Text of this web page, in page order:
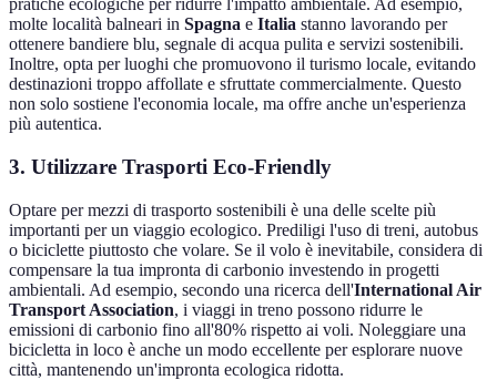
pratiche ecologiche per ridurre l'impatto ambientale. Ad esempio,
molte località balneari in Spagna e Italia stanno lavorando per
ottenere bandiere blu, segnale di acqua pulita e servizi sostenibili.
Inoltre, opta per luoghi che promuovono il turismo locale, evitando
destinazioni troppo affollate e sfruttate commercialmente. Questo
non solo sostiene l'economia locale, ma offre anche un'esperienza
più autentica.
3. Utilizzare Trasporti Eco-Friendly
Optare per mezzi di trasporto sostenibili è una delle scelte più
importanti per un viaggio ecologico. Prediligi l'uso di treni, autobus
o biciclette piuttosto che volare. Se il volo è inevitabile, considera di
compensare la tua impronta di carbonio investendo in progetti
ambientali. Ad esempio, secondo una ricerca dell'International Air
Transport Association, i viaggi in treno possono ridurre le
emissioni di carbonio fino all'80% rispetto ai voli. Noleggiare una
bicicletta in loco è anche un modo eccellente per esplorare nuove
città, mantenendo un'impronta ecologica ridotta.